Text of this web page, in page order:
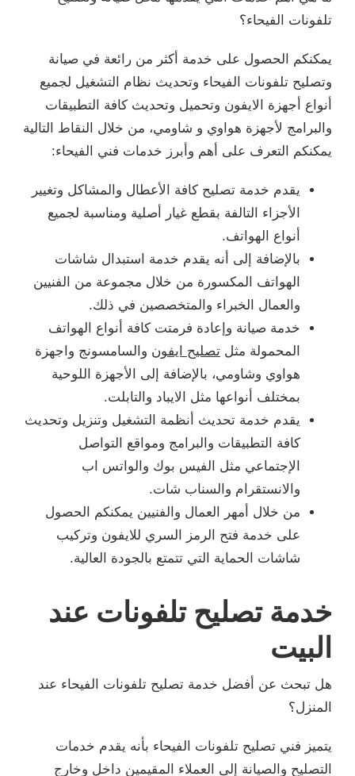
تلفونات الفيحاء؟
يمكنكم الحصول على خدمة أكثر من رائعة في صيانة
وتصليح تلفونات الفيحاء وتحديث نظام التشغيل لجميع
أنواع أجهزة الايفون وتحميل وتحديث كافة التطبيقات
والبرامج لأجهزة هواوي و شاومي، من خلال النقاط التالية
يمكنكم التعرف على أهم وأبرز خدمات فني الفيحاء:
يقدم خدمة تصليح كافة الأعطال والمشاكل وتغيير
الأجزاء التالفة بقطع غيار أصلية ومناسبة لجميع
أنواع الهواتف.
بالإضافة إلى أنه يقدم خدمة استبدال شاشات
الهواتف المكسورة من خلال مجموعة من الفنيين
والعمال الخبراء والمتخصصين في ذلك.
خدمة صيانة وإعادة فرمتت كافة أنواع الهواتف
المحمولة مثل تصليح ايفون والسامسونج واجهزة
هواوي وشاومي، بالإضافة إلى الأجهزة اللوحية
بمختلف أنواعها مثل الايباد والتابلت.
يقدم خدمة تحديث أنظمة التشغيل وتنزيل وتحديث
كافة التطبيقات والبرامج ومواقع التواصل
الإجتماعي مثل الفيس بوك والواتس اب
والانستقرام والسناب شات.
من خلال أمهر العمال والفنيين يمكنكم الحصول
على خدمة فتح الرمز السري للايفون وتركيب
شاشات الحماية التي تتمتع بالجودة العالية.
خدمة تصليح تلفونات عند
البيت
هل تبحث عن أفضل خدمة تصليح تلفونات الفيحاء عند
المنزل؟
يتميز فني تصليح تلفونات الفيحاء بأنه يقدم خدمات
التصليح والصيانة إلى العملاء المقيمين داخل وخارج